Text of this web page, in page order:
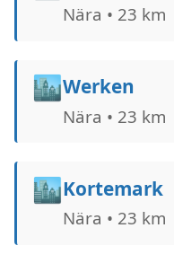
Nära • 23 km
🏙️Werken
Nära • 23 km
🏙️Kortemark
Nära • 23 km